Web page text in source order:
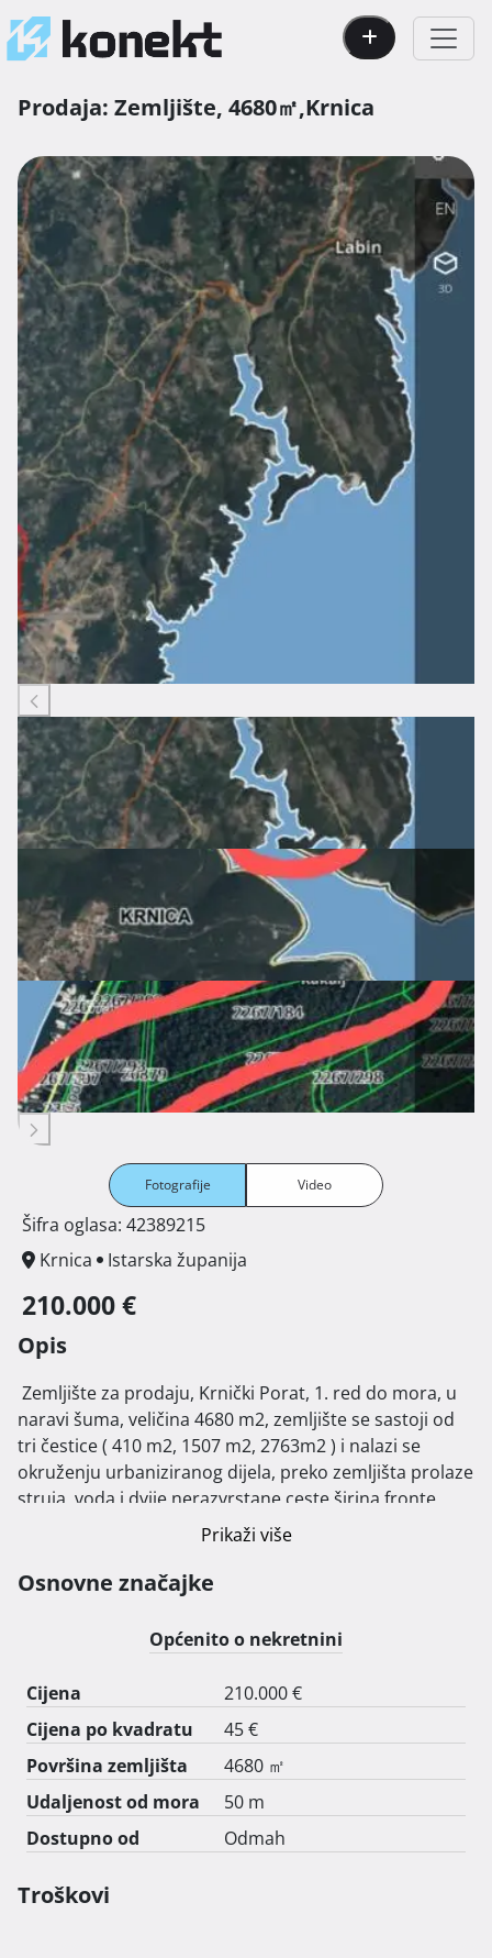
Prodaja: Zemljište, 4680㎡,Krnica
Fotografije Video
Šifra oglasa: 42389215
Krnica
Istarska županija
210.000 €
Opis
naravi šuma, veličina 4680 m2, zemljište se sastoji od
tri čestice ( 410 m2, 1507 m2, 2763m2 ) i nalazi se
okruženju urbaniziranog dijela, preko zemljišta prolaze
struja, voda i dvije nerazvrstane ceste širina fronte
zemljišta do mora oko 56 m. Zemljište je u
gradnja buduće Marine Krnički Porat.
Cijena zemljišta 210.000,00 eura.
Mogućnost zamijene ( stan, apartman, zemljište, sl. )
Kontakt: 098340258
Prikaži više
Osnovne značajke
Općenito o nekretnini
Cijena
210.000 €
Cijena po kvadratu
45 €
Površina zemljišta
4680 ㎡
Udaljenost od mora
50 m
Dostupno od
Odmah
Troškovi